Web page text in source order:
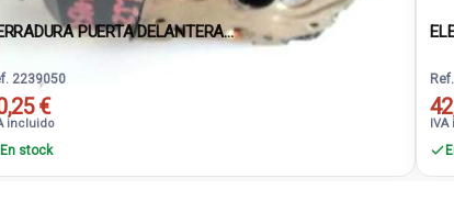
PUERTA DELANTERA...
2239050
€
incluido
En stock